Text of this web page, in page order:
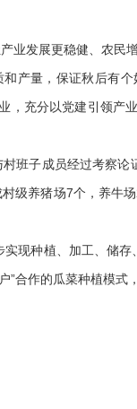
发展更稳健、农民增
量，保证秋后有个
，充分以党建引领产
班子成员经过考察论
级养猪场7个，养牛
现种植、加工、储存
合作的瓜菜种植模式